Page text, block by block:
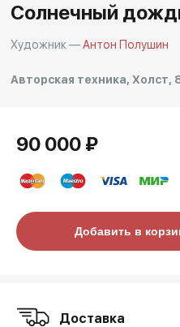
Солнечный
Художник —Антон Полушин
Авторская техника, Холст,
90 000 ₽
Цена за багет
Добавить в
Доставка